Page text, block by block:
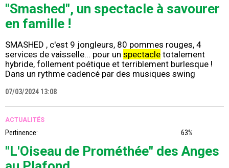
"Smashed", un spectacle à savourer
en famille !
SMASHED , c'est 9 jongleurs, 80 pommes rouges, 4
services de vaisselle... pour un spectacle totalement
hybride, follement poétique et terriblement burlesque !
Dans un rythme cadencé par des musiques swing
07/03/2024 13:08
ACTUALITÉS
Pertinence: 63%
"L'Oiseau de Prométhée" des Anges